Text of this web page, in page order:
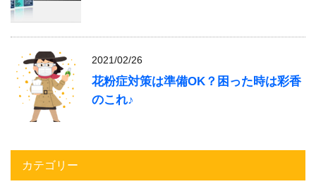
2021/02/26
花粉症対策は準備OK？困った時は彩香
のこれ♪
カテゴリー